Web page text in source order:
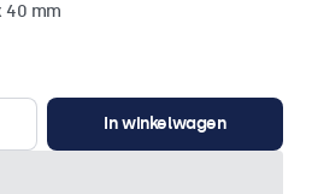
40 mm
In winkelwagen